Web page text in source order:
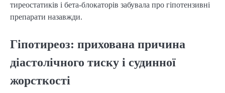
тиреостатиків і бета-блокаторів забувала про гіпотензивні
препарати назавжди.
Гіпотиреоз: прихована причина
діастолічного тиску і судинної
жорсткості